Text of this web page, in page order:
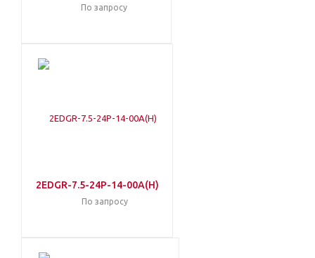
По запросу
2EDGR-7.5-24P-14-00A(H)
По запросу